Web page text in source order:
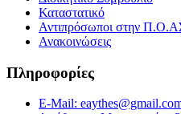
Καταστατικό
Αντιπρόσωποι στην
Ανακοινώσεις
Πληροφορίες
E-Mail: